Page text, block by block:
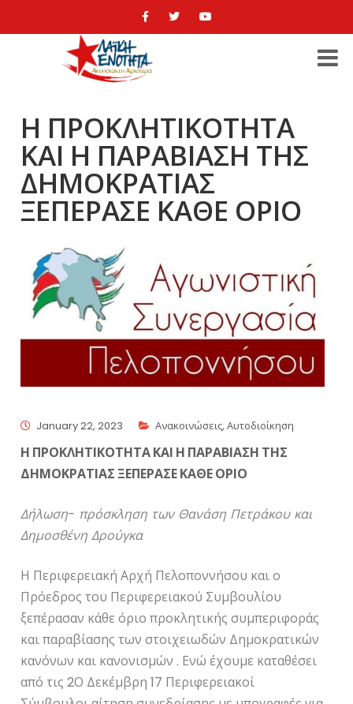
Η ΠΡΟΚΛΗΤΙΚΟΤΗΤΑ
ΚΑΙ Η ΠΑΡΑΒΙΑΣΗ ΤΗΣ
ΔΗΜΟΚΡΑΤΙΑΣ
ΞΕΠΕΡΑΣΕ ΚΑΘΕ ΟΡΙΟ
January 22, 2023 Ανακοινώσεις,Αυτοδιοίκηση
Η ΠΡΟΚΛΗΤΙΚΟΤΗΤΑ ΚΑΙ Η ΠΑΡΑΒΙΑΣΗ ΤΗΣ
ΔΗΜΟΚΡΑΤΙΑΣ ΞΕΠΕΡΑΣΕ ΚΑΘΕ ΟΡΙΟ
Δήλωση- πρόσκληση των Θανάση Πετράκου και
Δημοσθένη Δρούγκα
Η Περιφερειακή Αρχή Πελοποννήσου και ο
Πρόεδρος του Περιφερειακού Συμβουλίου
ξεπέρασαν κάθε όριο προκλητικής συμπεριφοράς
και παραβίασης των στοιχειωδών Δημοκρατικών
κανόνων και κανονισμών . Ενώ έχουμε καταθέσει
από τις 2Ο Δεκέμβρη 17 Περιφερειακοί